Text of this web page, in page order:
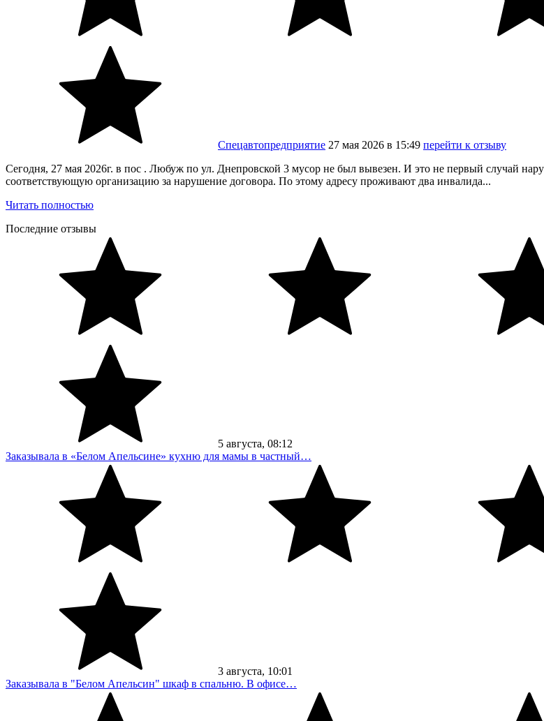
Спецавтопредприятие 27 мая 2026 в 15:49 перейти к отзыву
Сегодня, 27 мая 2026г. в пос . Любуж по ул. Днепровской 3 мусор не был вывезен. И это не первый случай
соответствующую организацию за нарушение договора. По этому адресу проживают два инвалида...
Читать полностью
Последние отзывы
5 августа, 08:12
Заказывала в «Белом Апельсине» кухню для мамы в частный…
3 августа, 10:01
Заказывала в "Белом Апельсин" шкаф в спальню. В офисе…